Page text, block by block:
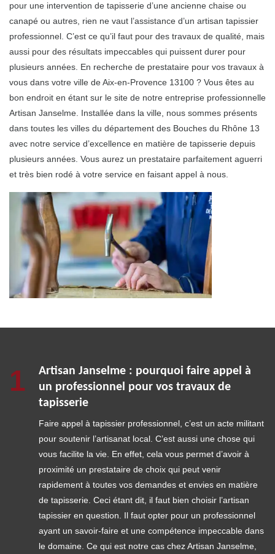
pour une intervention de tapisserie d’une ancienne chaise ou
canapé ou autres, rien ne vaut l’assistance d’un artisan tapissier
professionnel. C’est ce qu’il faut pour des travaux de qualité, mais
aussi pour des résultats impeccables qui puissent durer pour
plusieurs années. En recherche de prestataire pour vos travaux à
vous dans votre ville de Aix-en-Provence 13100 ? Vous êtes au
bon endroit en étant sur le site de notre entreprise professionnelle
Artisan Janselme. Installée dans la ville, nous sommes présents
dans toutes les villes du département des Bouches du Rhône 13
avec notre service d’excellence en matière de tapisserie depuis
plusieurs années. Vous aurez un prestataire parfaitement aguerri
et très bien rodé à votre service en faisant appel à nous.
1
Artisan Janselme : pourquoi faire appel à
un professionnel pour vos travaux de
tapisserie
Faire appel à tapissier professionnel, c’est un acte militant
pour soutenir l’artisanat local. C’est aussi une chose qui
vous facilite la vie. En effet, cela vous permet d’avoir à
proximité un prestataire de choix qui peut venir
rapidement à toutes vos demandes et envies en matière
de tapisserie. Ceci étant dit, il faut bien choisir l’artisan
tapissier en question. Il faut opter pour un professionnel
ayant un savoir-faire et une compétence impeccable dans
le domaine. Ce qui est notre cas chez Artisan Janselme,